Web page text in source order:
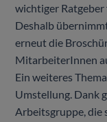
wichtiger
Deshalb
erneut die
MitarbeiterInnen
Ein weiteres
Umstellung. Dank
Arbeitsgruppe, die